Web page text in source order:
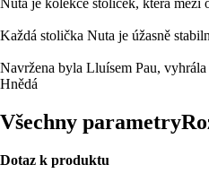
Nuta je kolekce stoliček, která mezi
Každá stolička Nuta je úžasně
Navržena byla Lluísem Pau,
Hnědá
Všechny parametry
Dotaz k produktu